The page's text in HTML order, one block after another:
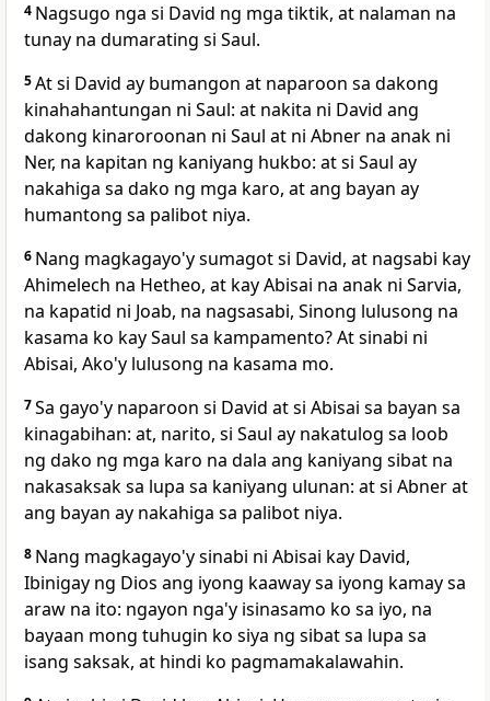
4 Nagsugo nga si David ng mga tiktik, at nalaman na
tunay na dumarating si Saul.
5At si David ay bumangon at naparoon sa dakong
kinahahantungan ni Saul: at nakita ni David ang
dakong kinaroroonan ni Saul at ni Abner na anak ni
Ner, na kapitan ng kaniyang hukbo: at si Saul ay
nakahiga sa dako ng mga karo, at ang bayan ay
humantong sa palibot niya.
6 Nang magkagayo'y sumagot si David, at nagsabi kay
Ahimelech na Hetheo, at kayAbisai na anak ni Sarvia,
na kapatid ni Joab, na nagsasabi, Sinong lulusong na
kasama ko kay Saul sa kampamento? At sinabi ni
Abisai, Ako'y lulusong na kasama mo.
7Sa gayo'y naparoon si David at si Abisai sa bayan sa
kinagabihan: at, narito, si Saul ay nakatulog sa loob
ng dako ng mga karo na dala ang kaniyang sibat na
nakasaksak sa lupa sa kaniyang ulunan: at si Abner at
ang bayan ay nakahiga sa palibot niya.
8 Nang magkagayo'y sinabi ni Abisai kay David,
Ibinigay ng Dios ang iyong kaaway sa iyong kamay sa
araw na ito: ngayon nga'y isinasamo ko sa iyo, na
bayaan mong tuhugin ko siya ng sibat sa lupa sa
isang saksak, at hindi ko pagmamakalawahin.